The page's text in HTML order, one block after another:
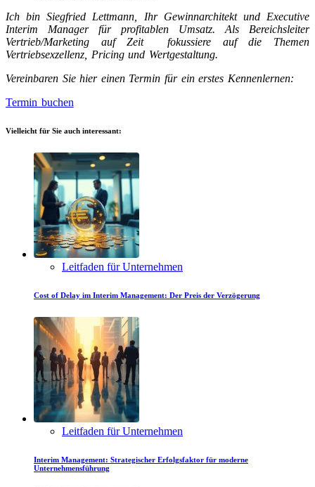
Ich bin Siegfried Lettmann, Ihr Gewinnarchitekt und Executive
Interim Manager für profitablen Umsatz. Als Bereichsleiter
Vertrieb/Marketing auf Zeit fokussiere auf die Themen
Vertriebsexzellenz, Pricing und Wertgestaltung.
Vereinbaren Sie hier einen Termin für ein erstes Kennenlernen:
Termin buchen
Vielleicht für Sie auch interessant:
Leitfaden für Unternehmen
Cost of Delay im Interim Management: Der Preis der Verzögerung
Leitfaden für Unternehmen
Interim Management: Strategischer Erfolgsfaktor für moderne
Unternehmensführung